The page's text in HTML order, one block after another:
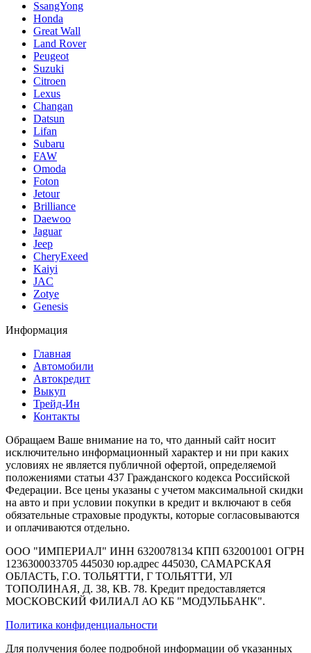
SsangYong
Honda
Great Wall
Land Rover
Peugeot
Suzuki
Citroen
Lexus
Changan
Datsun
Lifan
Subaru
FAW
Omoda
Foton
Jetour
Brilliance
Daewoo
Jaguar
Jeep
CheryExeed
Kaiyi
JAC
Zotye
Genesis
Информация
Главная
Автомобили
Автокредит
Выкуп
Трейд-Ин
Контакты
Обращаем Ваше внимание на то, что данный сайт носит
исключительно информационный характер и ни при каких
условиях не является публичной офертой, определяемой
положениями статьи 437 Гражданского кодекса Российской
Федерации. Все цены указаны с учетом максимальной скидки
на авто и при условии покупки в кредит и включают в себя
обязательные страховые продукты, которые согласовываются
и оплачиваются отдельно.
ООО "ИМПЕРИАЛ" ИНН 6320078134 КПП 632001001 ОГРН
1236300033705 445030 юр.адрес 445030, САМАРСКАЯ
ОБЛАСТЬ, Г.О. ТОЛЬЯТТИ, Г ТОЛЬЯТТИ, УЛ
ТОПОЛИНАЯ, Д. 38, КВ. 78. Кредит предоставляется
МОСКОВСКИЙ ФИЛИАЛ АО КБ "МОДУЛЬБАНК".
Политика конфиденциальности
Для получения более подробной информации об указанных